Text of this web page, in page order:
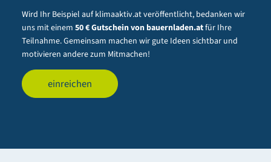
Wird Ihr Beispiel auf klimaaktiv.at veröffentlicht, bedanken wir
uns mit einem50 € Gutschein von bauernladen.atfür Ihre
Teilnahme. Gemeinsam machen wir gute Ideen sichtbar und
motivieren andere zum Mitmachen!
einreichen